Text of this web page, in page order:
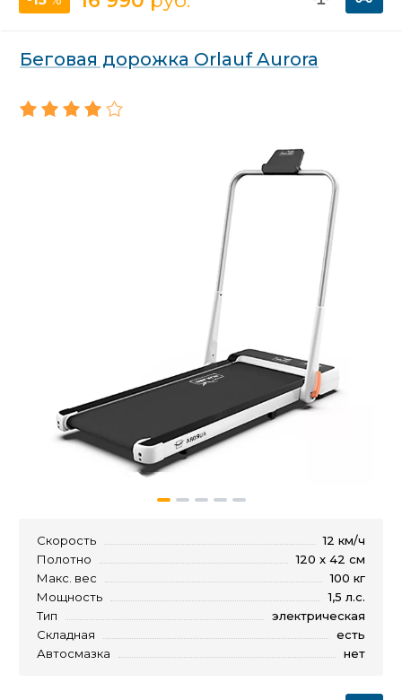
Беговая дорожка Orlauf Aurora
Скорость
12 км/ч
Полотно
120 x 42 см
Макс. вес
100 кг
Мощность
1,5 л.с.
Тип
электрическая
Складная
есть
Автосмазка
нет